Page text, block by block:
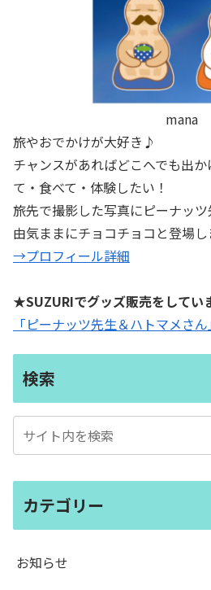
mana
旅やおでかけが大好き♪
チャンスがあればどこへでも出
て・食べて・体験したい！
旅先で撮影した写真にピーナッ
由気ままにチョコチョコと登場し
→プロフィール詳細
★SUZURIでグッズ販売をしてい
「ピーナッツ先生＆ハトマメさん
検索
カテゴリー
お知らせ